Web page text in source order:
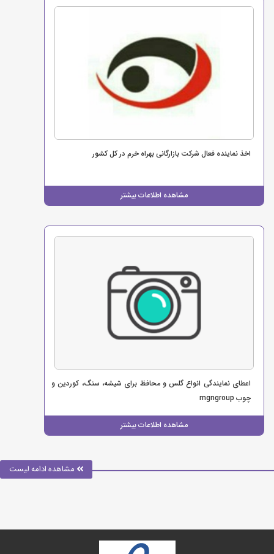
اخذ نماینده فعال شرکت بازارگانی بهراه خرم در کل کشور
مشاهده اطلاعات بیشتر
اعطای نمایندگی انواع گلس و محافظ برای شیشه، سنگ، کوردین و
چوب mgngroup
مشاهده اطلاعات بیشتر
مشاهده ادامه لیست